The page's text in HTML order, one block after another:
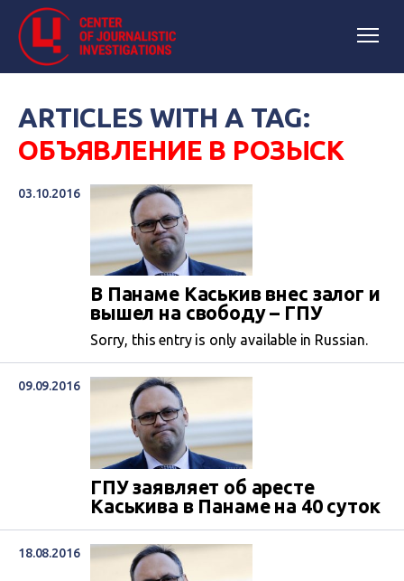
ARTICLES WITH A TAG:
ОБЪЯВЛЕНИЕ В РОЗЫСК
03.10.2016
В Панаме Каськив внес залог и
вышел на свободу – ГПУ
Sorry, this entry is only available in Russian.
09.09.2016
ГПУ заявляет об аресте
Каськива в Панаме на 40 суток
18.08.2016